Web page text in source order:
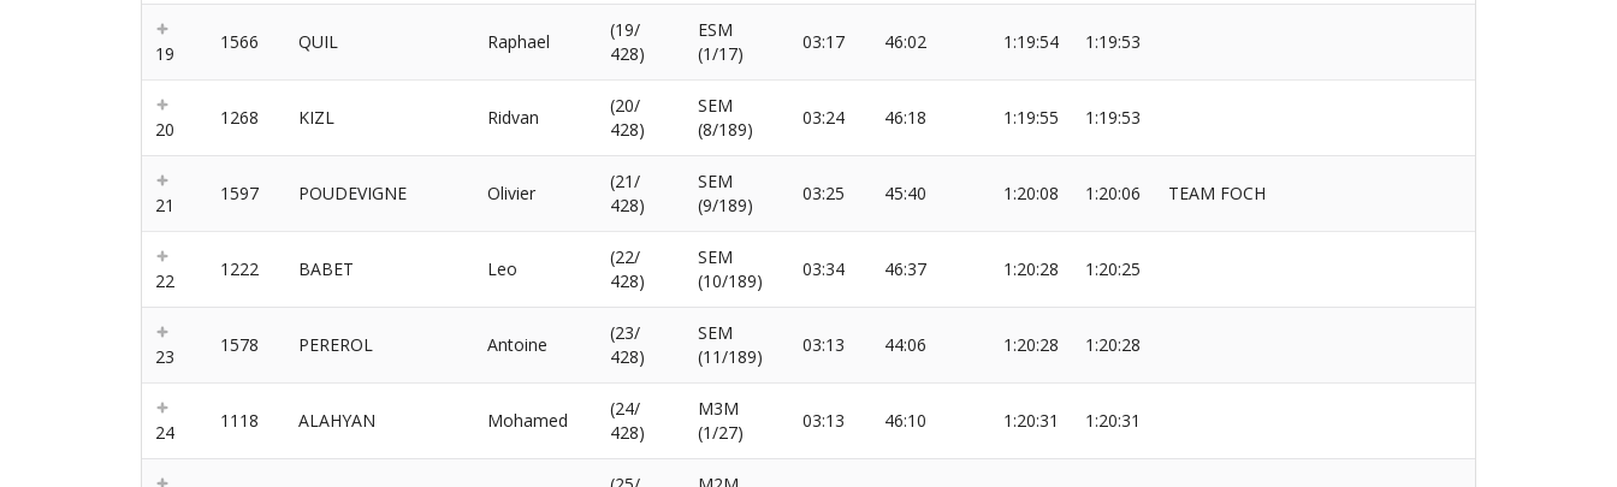
19
1566 QUIL Raphael
(19/
428)
ESM
(1/17)
03:17 46:02 1:19:54 1:19:53
20
1268 KIZL Ridvan
(20/
428)
SEM
(8/189)
03:24 46:18 1:19:55 1:19:53
21
1597 POUDEVIGNE Olivier
(21/
428)
SEM
(9/189)
03:25 45:40 1:20:08 1:20:06 TEAM FOCH
22
1222 BABET Leo
(22/
428)
SEM
(10/189)
03:34 46:37 1:20:28 1:20:25
23
1578 PEREROL Antoine
(23/
428)
SEM
(11/189)
03:13 44:06 1:20:28 1:20:28
24
1118 ALAHYAN Mohamed
(24/
428)
M3M
(1/27)
03:13 46:10 1:20:31 1:20:31